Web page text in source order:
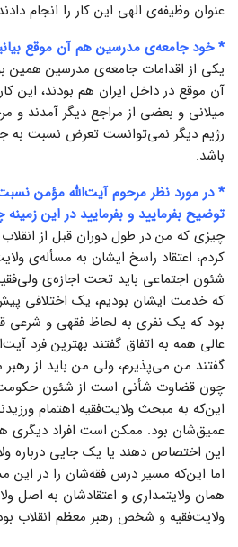
عنوان وظیفه‌ی الهی‌ این کار را انجام
* خود جامعه‌ی مدرسین هم آن موقع
یکی از اقدامات جامعه‌ی مدرسین همین
آن موقع در داخل ایران هم بودند، این
میلانی و بعضی از مراجع دیگر آمدند و
رژیم دیگر نمی‌توانست تعرض نسبت به
باشد.
* در مورد نظر مرحوم آیت‌الله مؤمن
توضیح بفرمایید و بفرمایید در این زمینه
چیزی که من در طول دوران قبل از
کردم، اعتقاد راسخ ایشان به مسأله‌ی
شئون اجتماعی باید تحت اجازه‌ی
که خدمت ایشان بودیم، یک اختلافی
بود که یک نفری به لحاظ فقهی و شرعی
عالی همه به اتفاق گفتند بهترین فرد
گفتند من می‌پذیرم، ولی من باید از رهبر
چون قضاوت شأنی است از شئون
این‌که به مبحث ولایت‌فقیه اهتمام
عمیق‌شان بود. ممکن است افراد دیگری
این اختصاص دهند یا یک جایی درباره
اما این‌که مسیر درس فقه‌شان را در این
همان ولایتمداری و اعتقادشان به اصل
ولایت‌فقیه و شخص رهبر معظم انقلاب